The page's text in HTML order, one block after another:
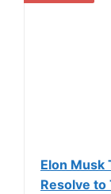
Elon Musk
Resolve to